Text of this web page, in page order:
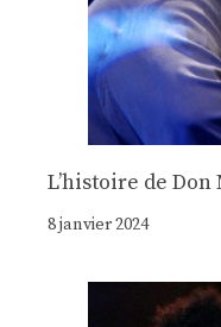
Lʼhistoire de
8 janvier 2024